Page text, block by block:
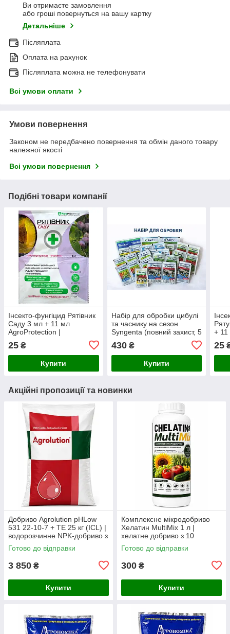
Ви отримаєте замовлення
або гроші повернуться на вашу картку
Детальніше
Післяплата
Оплата на рахунок
Післяплата можна не телефонувати
Всі умови оплати
Умови повернення
Законом не передбачено повернення та обмін даного товару
належної якості
Всі умови повернення
Подібні товари компанії
Інсекто-фунгіцид Рятівник
Саду 3 мл + 11 мл
AgroProtection |
комплексний захист саду
від шкідників і хвороб +
антистресове PK-добр
25 ₴
Купити
Набір для обробки цибулі
та часнику на сезон
Syngenta (повний захист, 5
430₴
Купити
+
25
Акційні пропозиції та новинки
Добриво Agrolution pHLow
531 22-10-7 + TE 25 кг (ICL) |
водорозчинне NPK-добриво з
мікроелементами для
фертигації та інтенсивного
Готово до відправки
3 850 ₴
Купити
Комплексне мікродобриво
Хелатин MultiMix 1 л |
хелатне добриво з 10
мікроелементами для
позакореневого підживлення
Готово до відправки
300 ₴
Купити